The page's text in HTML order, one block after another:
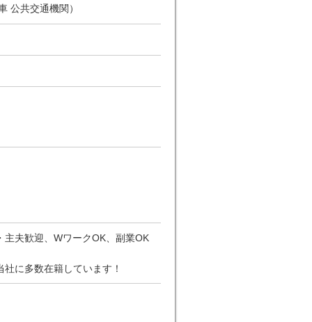
公共交通機関）
夫歓迎、WワークOK、副業OK
に多数在籍しています！